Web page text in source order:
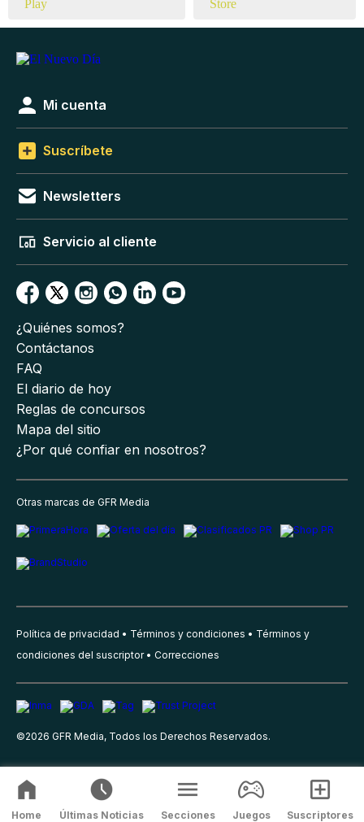
Mi cuenta
Suscríbete
Newsletters
Servicio al cliente
¿Quiénes somos?
Contáctanos
FAQ
El diario de hoy
Reglas de concursos
Mapa del sitio
¿Por qué confiar en nosotros?
Otras marcas de GFR Media
Política de privacidad Términos y condiciones
Términos y
condiciones del suscriptor
Correcciones
©2026 GFR Media, Todos los Derechos Reservados.
Home Últimas Noticias Secciones Juegos Suscriptores